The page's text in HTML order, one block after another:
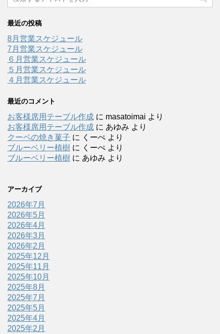
最近の投稿
8月営業スケジュール
7月営業スケジュール
６月営業スケジュール
５月営業スケジュール
４月営業スケジュール
最近のコメント
お客様席用テーブル作成 に masatoimai より
お客様席用テーブル作成 に あゆみ より
クーペの焼き菓子 に くーぺ より
ブルーベリー植樹 に くーぺ より
ブルーベリー植樹 に あゆみ より
アーカイブ
2026年7月
2026年5月
2026年4月
2026年3月
2026年2月
2025年12月
2025年11月
2025年10月
2025年8月
2025年7月
2025年5月
2025年4月
2025年2月